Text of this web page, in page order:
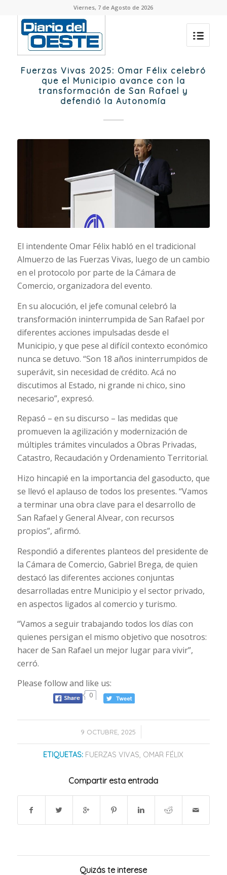
Viernes, 7 de Agosto de 2026
Fuerzas Vivas 2025: Omar Félix celebró
que el Municipio avance con la
transformación de San Rafael y
defendió la Autonomía
El intendente Omar Félix habló en el tradicional
Almuerzo de las Fuerzas Vivas, luego de un cambio
en el protocolo por parte de la Cámara de
Comercio, organizadora del evento.
En su alocución, el jefe comunal celebró la
transformación ininterrumpida de San Rafael por
diferentes acciones impulsadas desde el
Municipio, y que pese al difícil contexto económico
nunca se detuvo. “Son 18 años ininterrumpidos de
superávit, sin necesidad de crédito. Acá no
discutimos al Estado, ni grande ni chico, sino
necesario”, expresó.
Repasó – en su discurso – las medidas que
promueven la agilización y modernización de
múltiples trámites vinculados a Obras Privadas,
Catastro, Recaudación y Ordenamiento Territorial.
Hizo hincapié en la importancia del gasoducto, que
se llevó el aplauso de todos los presentes. “Vamos
a terminar una obra clave para el desarrollo de
San Rafael y General Alvear, con recursos
propios”, afirmó.
Respondió a diferentes planteos del presidente de
la Cámara de Comercio, Gabriel Brega, de quien
destacó las diferentes acciones conjuntas
desarrolladas entre Municipio y el sector privado,
en aspectos ligados al comercio y turismo.
“Vamos a seguir trabajando todos los días con
quienes persigan el mismo objetivo que nosotros:
hacer de San Rafael un mejor lugar para vivir”,
cerró.
Please follow and like us:
0
9 OCTUBRE, 2025
/
ETIQUETAS: FUERZAS VIVAS, OMAR FÉLIX
Compartir esta entrada
Quizás te interese